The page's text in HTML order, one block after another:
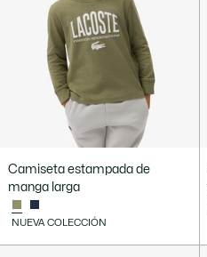
Camiseta estampada de
manga larga
NUEVA COLECCIÓN